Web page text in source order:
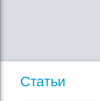
Статьи